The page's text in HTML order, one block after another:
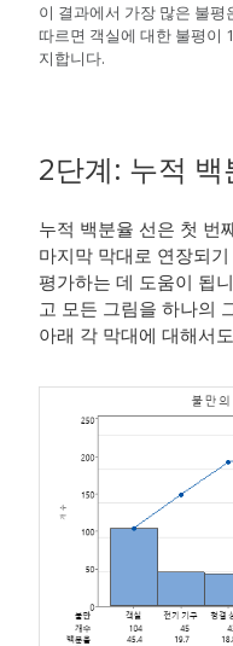
이 결과에서 가장 많은 불평
따르면 객실에 대한 불평이
지합니다.
2단계: 누적
누적 백분율 선은 첫 번
마지막 막대로 연장되
평가하는 데 도움이 됩
고 모든 그림을 하나의
아래 각 막대에 대해서